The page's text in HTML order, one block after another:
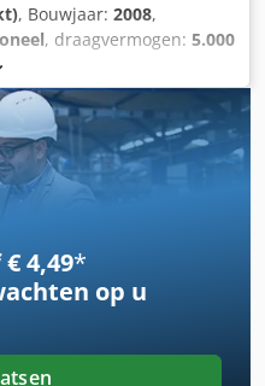
, Bouwjaar: 2008,
, draagvermogen: 5.000
met een draagvermogen
set incl. dubbele
van 0,05 tot 1,0
2,0 meter. Hoogte
(plus sokkel 0,1 m). Hoogte
2,2 m, breedte 2,0 m.
4,49*
op u